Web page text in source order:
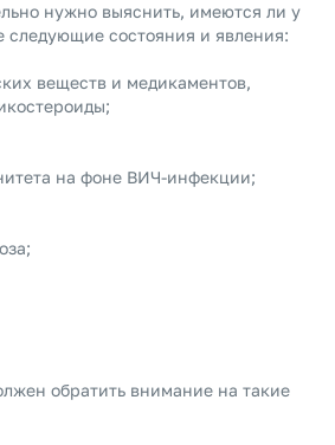
нужно выяснить, имеются ли у
следующие состояния и явления:
веществ и медикаментов,
на фоне ВИЧ-инфекции;
;
обратить внимание на такие